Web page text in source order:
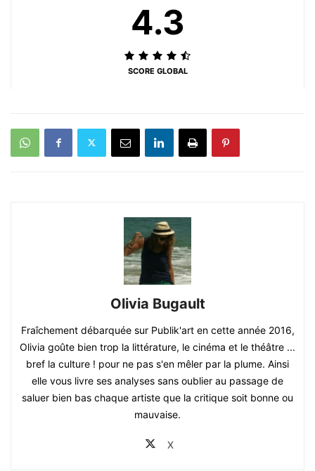
4.3
SCORE GLOBAL
Olivia Bugault
Fraîchement débarquée sur Publik'art en cette année 2016,
Olivia goûte bien trop la littérature, le cinéma et le théâtre ...
bref la culture ! pour ne pas s'en mêler par la plume. Ainsi
elle vous livre ses analyses sans oublier au passage de
saluer bien bas chaque artiste que la critique soit bonne ou
mauvaise.
X